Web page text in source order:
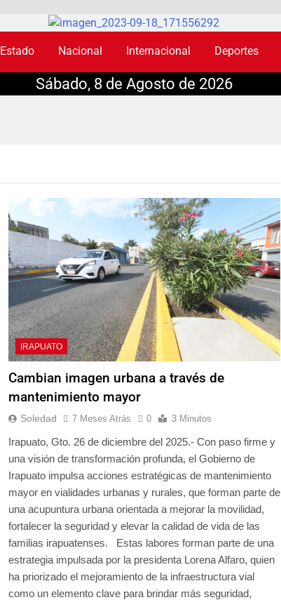
Estado Nacional Internacional Deportes
Sábado, 8 de Agosto de 2026
IRAPUATO
Cambian imagen urbana a través de
mantenimiento mayor
Soledad 7 Meses Atrás 0 3 Minutos
Irapuato, Gto. 26 de diciembre del 2025.- Con paso firme y
una visión de transformación profunda, el Gobierno de
Irapuato impulsa acciones estratégicas de mantenimiento
mayor en vialidades urbanas y rurales, que forman parte de
una acupuntura urbana orientada a mejorar la movilidad,
fortalecer la seguridad y elevar la calidad de vida de las
familias irapuatenses. Estas labores forman parte de una
estrategia impulsada por la presidenta Lorena Alfaro, quien
ha priorizado el mejoramiento de la infraestructura vial
como un elemento clave para brindar más seguridad,